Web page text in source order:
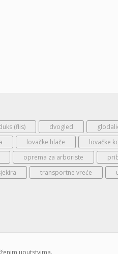
(flis) dvogled
lovačke hlače lovačke
oprema za arboriste
transportne vreće